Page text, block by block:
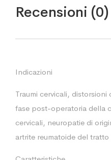
Recensioni (0)
Indicazioni
Traumi cervicali,
fase post-operatoria della
cervicali, neuropatie di
artrite reumatoide del tratto